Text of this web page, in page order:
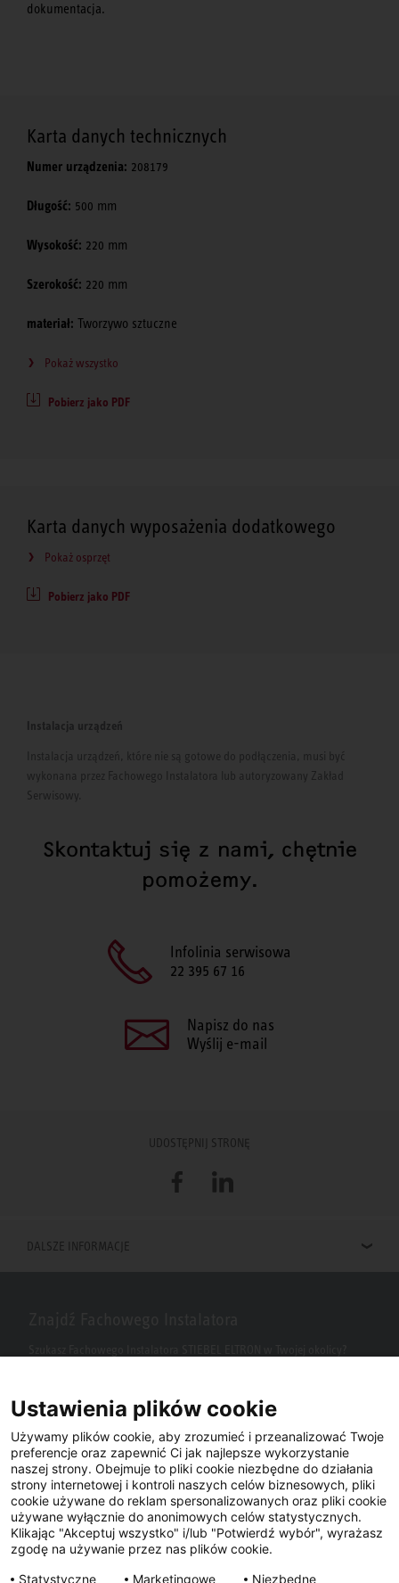
dokumentacja.
Karta danych technicznych
Numer urządzenia: 208179
Długość: 500 mm
Wysokość: 220 mm
Szerokość: 220 mm
materiał: Tworzywo sztuczne
Pokaż wszystko
Pobierz jako PDF
Karta danych wyposażenia dodatkowego
Pokaż osprzęt
Pobierz jako PDF
Instalacja urządzeń
Instalacja urządzeń, które nie są gotowe do podłączenia, musi być
wykonana przez Fachowego Instalatora lub autoryzowany Zakład
Serwisowy.
Skontaktuj się z nami, chętnie
pomożemy.
Infolinia serwisowa
22 395 67 16
Napisz do nas
Wyślij e-mail
UDOSTĘPNIJ STRONĘ
FacebookLinkedIn
DALSZE INFORMACJE
Facebook YouTube LinkedIn
Ustawienia plików cookie
Używamy plików cookie, aby zrozumieć i przeanalizować Twoje
preferencje oraz zapewnić Ci jak najlepsze wykorzystanie
naszej strony. Obejmuje to pliki cookie niezbędne do działania
strony internetowej i kontroli naszych celów biznesowych, pliki
cookie używane do reklam spersonalizowanych oraz pliki cookie
używane wyłącznie do anonimowych celów statystycznych.
Klikając "Akceptuj wszystko" i/lub "Potwierdź wybór", wyrażasz
zgodę na używanie przez nas plików cookie.
Statystyczne
Marketingowe Niezbędne